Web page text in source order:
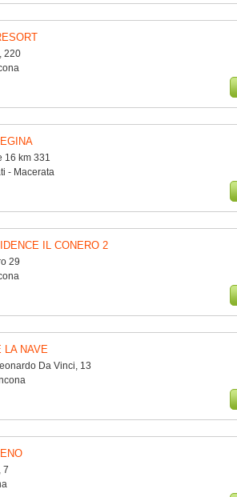
220
16 km 331
- Macerata
IL CONERO 2
29
LA NAVE
Da Vinci, 13
7